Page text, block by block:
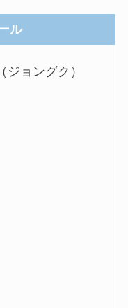
ル
ョングク）